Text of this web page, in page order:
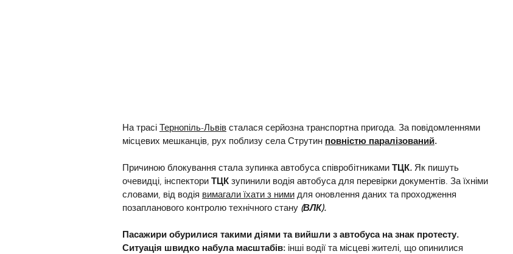
На трасі Тернопіль-Львів сталася серйозна транспортна пригода. За повідомленнями
місцевих мешканців, рух поблизу села Струтин повністю паралізований.
Причиною блокування стала зупинка автобуса співробітниками ТЦК. Як пишуть
очевидці, інспектори ТЦК зупинили водія автобуса для перевірки документів. За їхніми
словами, від водія вимагали їхати з ними для оновлення даних та проходження
позапланового контролю технічного стану (ВЛК).
Пасажири обурилися такими діями та вийшли з автобуса на знак протесту.
Ситуація швидко набула масштабів: інші водії та місцеві жителі, що опинилися